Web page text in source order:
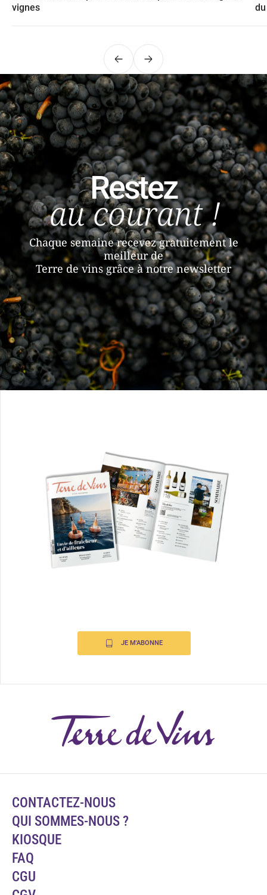
vignes
PrécédentSuivant
Restez
au courant !
Chaque semaine recevez gratuitement le
meilleur de
Terre de vins grâce à notre newsletter
JE M'ABONNE
CONTACTEZ-NOUS
QUI SOMMES-NOUS ?
KIOSQUE
FAQ
CGU